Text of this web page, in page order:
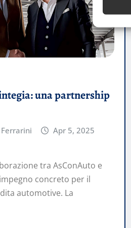
una partnership
Apr 5, 2025
tra AsConAuto e
concreto per il
automotive. La